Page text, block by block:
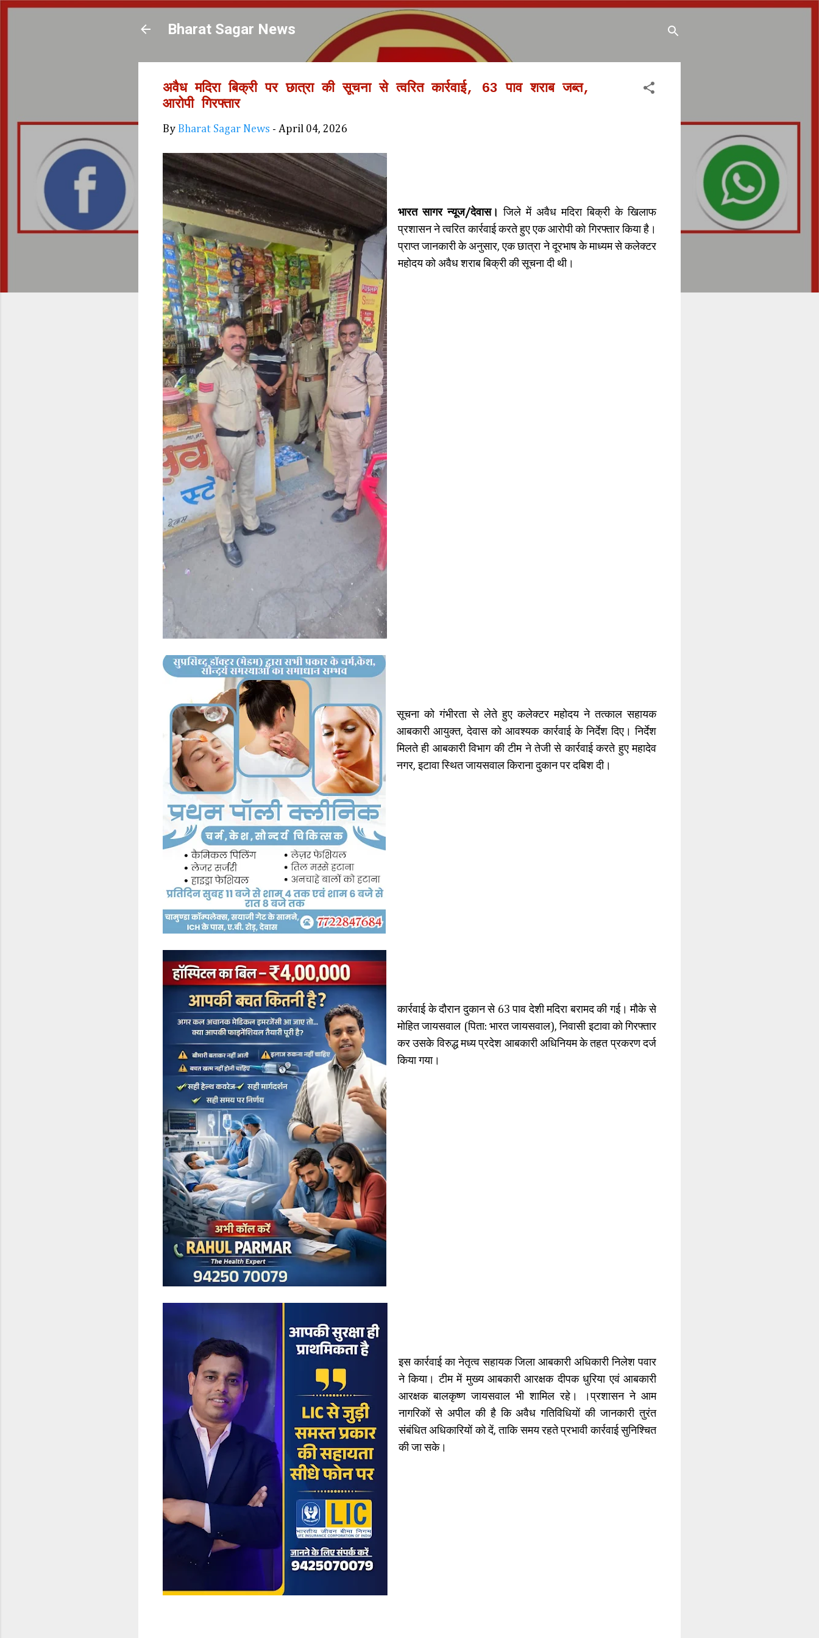
Skip to main content
Bharat Sagar News
अवैध मदिरा बिक्री पर छात्रा की सूचना से त्वरित कार्रवाई, 63 पाव शराब जब्त,
आरोपी गिरफ्तार
By Bharat Sagar News - April 04, 2026
भारत सागर न्यूज/देवास।जिले में अवैध मदिरा बिक्री के खिलाफ
प्रशासन ने त्वरित कार्रवाई करते हुए एक आरोपी को गिरफ्तार किया है।
प्राप्त जानकारी के अनुसार, एक छात्रा ने दूरभाष के माध्यम से कलेक्टर
महोदय को अवैध शराब बिक्री की सूचना दी थी।
सूचना को गंभीरता से लेते हुए कलेक्टर महोदय ने तत्काल सहायक
आबकारी आयुक्त, देवास को आवश्यक कार्रवाई के निर्देश दिए। निर्देश
मिलते ही आबकारी विभाग की टीम ने तेजी से कार्रवाई करते हुए महादेव
नगर, इटावा स्थित जायसवाल किराना दुकान पर दबिश दी।
कार्रवाई के दौरान दुकान से 63 पाव देशी मदिरा बरामद की गई। मौके से
मोहित जायसवाल (पिता: भारत जायसवाल), निवासी इटावा को गिरफ्तार
कर उसके विरुद्ध मध्य प्रदेश आबकारी अधिनियम के तहत प्रकरण दर्ज
किया गया।
इस कार्रवाई का नेतृत्व सहायक जिला आबकारी अधिकारी निलेश पवार
ने किया। टीम में मुख्य आबकारी आरक्षक दीपक धुरिया एवं आबकारी
आरक्षक बालकृष्ण जायसवाल भी शामिल रहे। ।प्रशासन ने आम
नागरिकों से अपील की है कि अवैध गतिविधियों की जानकारी तुरंत
संबंधित अधिकारियों को दें, ताकि समय रहते प्रभावी कार्रवाई सुनिश्चित
की जा सके।